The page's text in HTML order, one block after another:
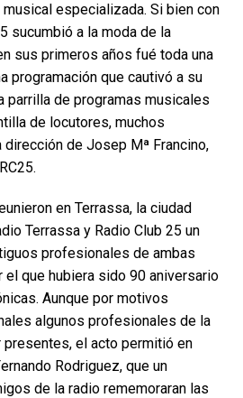
especializada. Si bien con
sucumbió a la moda de la
sus primeros años fué toda una
programación que cautivó a su
parrilla de programas musicales
de locutores, muchos
de Josep Mª Francino,
en Terrassa, la ciudad
Terrassa y Radio Club 25 un
profesionales de ambas
el que hubiera sido 90 aniversario
Aunque por motivos
algunos profesionales de la
presentes, el acto permitió en
Rodriguez, que un
de la radio rememoraran las